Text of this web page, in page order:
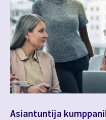
Asiantuntija